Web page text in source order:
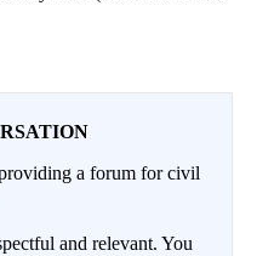
a forum for civil
and relevant. You